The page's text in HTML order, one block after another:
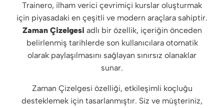
Trainero, ilham verici çevrimiçi kurslar oluşturmak
için piyasadaki en çeşitli ve modern araçlara sahiptir.
Zaman Çizelgesi adlı bir özellik, içeriğin önceden
belirlenmiş tarihlerde son kullanıcılara otomatik
olarak paylaşılmasını sağlayan sınırsız olanaklar
sunar.
Zaman Çizelgesi özelliği, etkileşimli koçluğu
desteklemek için tasarlanmıştır. Siz ve müşteriniz,